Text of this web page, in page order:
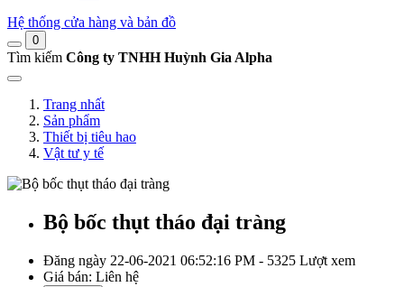
Hệ thống cửa hàng và bản đồ
0
Tìm kiếm Công ty TNHH Huỳnh Gia Alpha
Trang nhất
Sản phẩm
Thiết bị tiêu hao
Vật tư y tế
Bộ bốc thụt tháo đại tràng
Đăng ngày 22-06-2021 06:52:16 PM - 5325 Lượt xem
Giá bán: Liên hệ